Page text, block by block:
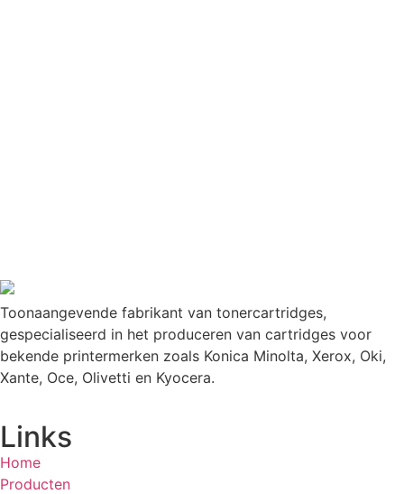
Toonaangevende fabrikant van tonercartridges,
gespecialiseerd in het produceren van cartridges voor
bekende printermerken zoals Konica Minolta, Xerox, Oki,
Xante, Oce, Olivetti en Kyocera.
Links
Home
Producten